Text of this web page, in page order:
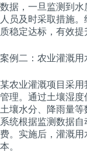
数据，一旦监测到
人员及时采取措施
质稳定达标，有效提
案例二：农业灌溉用
某农业灌溉项目采
管理。通过土壤湿
土壤水分、降雨量等
系统根据监测数据
费。实施后，灌溉
本。